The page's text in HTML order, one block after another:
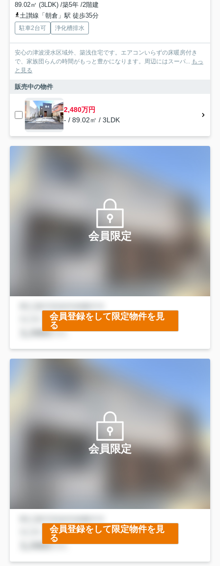
89.02㎡ (3LDK) /築5年 /2階建
土讃線「朝倉」駅 徒歩35分
駐車2台可 浄化槽排水
安心の津波浸水区域外、築浅住宅です。エアコンいらずの床暖房付き
で、家族団らんの時間がもっと豊かになります。周辺にはスーパ... もっ
と見る
販売中の物件
2,480万円
- / 89.02㎡ / 3LDK
会員限定
会員登録をして限定物件を見
る
会員限定
会員登録をして限定物件を見
る